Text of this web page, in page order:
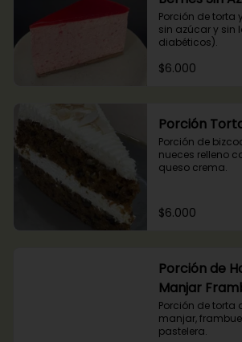
Porción de torta
sin azúcar y sin
diabéticos).
$6.000
Porción
Porción de
nueces relleno
queso crema.
$6.000
Porción de
Manjar
Crema
Porción de torta
manjar,
pastelera.